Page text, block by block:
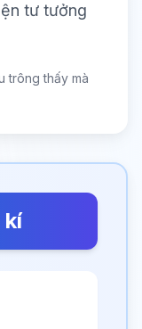
tư tưởng
trông thấy mà
kí